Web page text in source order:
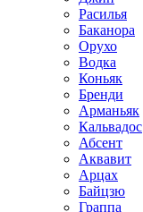
Расилья
Баканора
Орухо
Водка
Коньяк
Бренди
Арманьяк
Кальвадос
Абсент
Аквавит
Арцах
Байцзю
Граппа